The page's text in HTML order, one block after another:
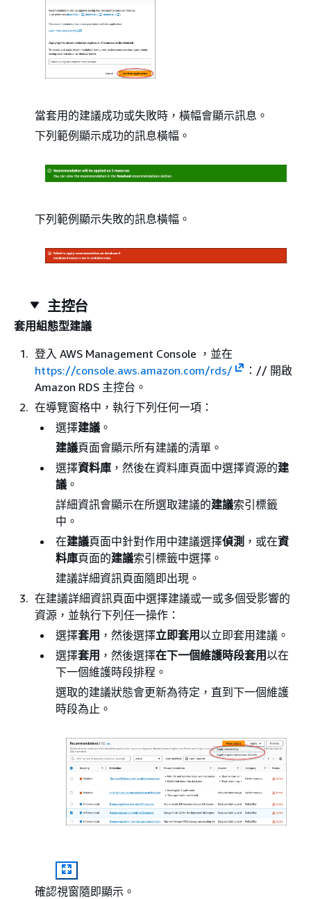
當套用的建議成功或失敗時，橫幅會顯示訊息。
下列範例顯示成功的訊息橫幅。
下列範例顯示失敗的訊息橫幅。
主控台
套用組態型建議
登入 AWS Management Console ，並在
https://console.aws.amazon.com/rds/
：// 開啟
Amazon RDS 主控台。
在導覽窗格中，執行下列任何一項：
選擇建議 。
建議頁面會顯示所有建議的清單。
選擇資料庫 ，然後在資料庫頁面中選擇資源的建
議 。
詳細資訊會顯示在所選取建議的建議索引標籤
中。
在建議頁面中針對作用中建議選擇偵測 ，或在資
料庫頁面的建議索引標籤中選擇。
建議詳細資訊頁面隨即出現。
在建議詳細資訊頁面中選擇建議或一或多個受影響的
資源，並執行下列任一操作：
選擇套用 ，然後選擇立即套用以立即套用建議。
選擇套用 ，然後選擇在下一個維護時段套用以在
下一個維護時段排程。
選取的建議狀態會更新為待定，直到下一個維護
時段為止。
確認視窗隨即顯示。